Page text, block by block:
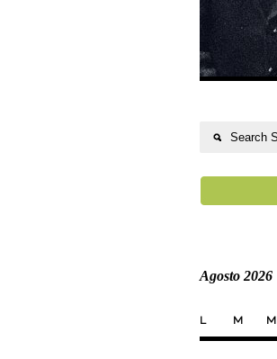
Agosto 2026
L M M